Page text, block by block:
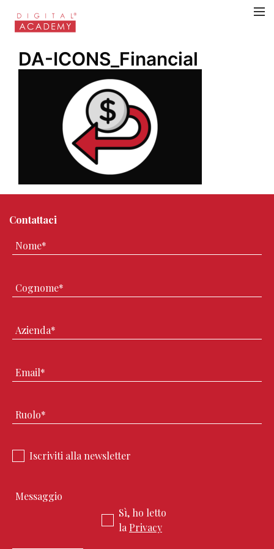
DA-ICONS_Financial
Contattaci
Iscriviti alla newsletter
Sì, ho letto
la Privacy